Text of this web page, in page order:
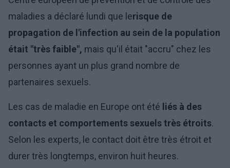
maladies a déclaré lundi que lerisque de
propagation de l'infection au sein de la population
était "très faible", mais qu'il était "accru" chez les
personnes ayant un plus grand nombre de
partenaires sexuels.
Les cas de maladie en Europe ont été liés à des
contacts et comportements sexuels très étroits.
Selon les experts, le contact doit être très étroit et
durer très longtemps, environ huit heures.